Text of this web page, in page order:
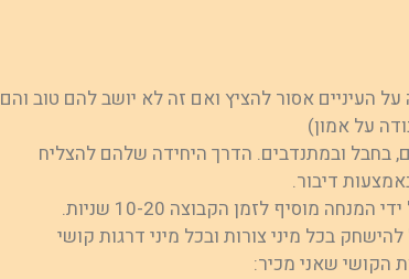
העיניים אסור להציץ ואם זה לא יושב להם טוב והם
על אמון)
ובמתנדבים. הדרך היחידה שלהם להצליח
דיבור.
מוסיף לזמן הקבוצה 10-20 שניות.
בכל מיני צורות ובכל מיני דרגות קושי
הקושי שאני מכיר: